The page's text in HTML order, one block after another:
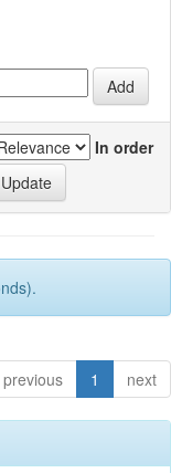
In order
previous 1 next